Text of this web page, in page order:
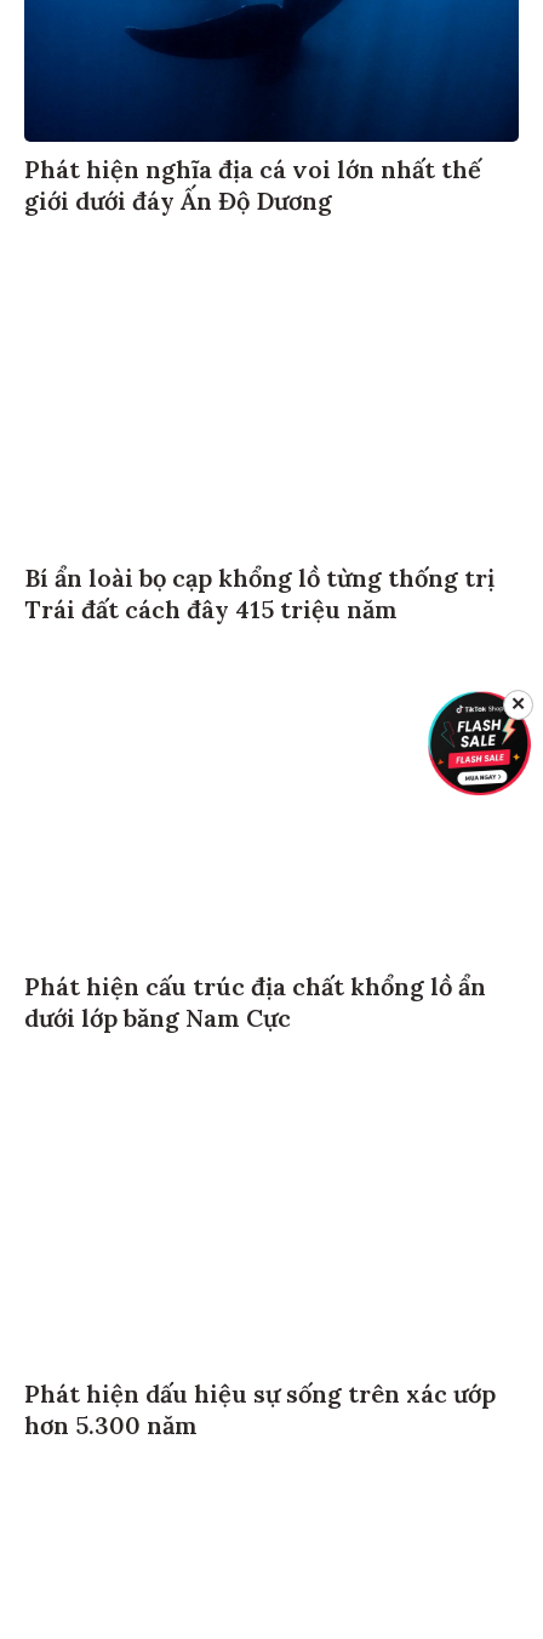
Phát hiện nghĩa địa cá voi lớn nhất thế
giới dưới đáy Ấn Độ Dương
Bí ẩn loài bọ cạp khổng lồ từng thống trị
Trái đất cách đây 415 triệu năm
Phát hiện cấu trúc địa chất khổng lồ ẩn
dưới lớp băng Nam Cực
Phát hiện dấu hiệu sự sống trên xác ướp
hơn 5.300 năm
✕